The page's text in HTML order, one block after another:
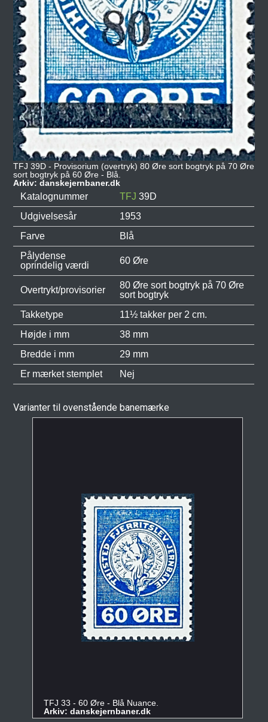
TFJ 39D - Provisorium (overtryk) 80 Øre sort bogtryk på 70 Øre
sort bogtryk på 60 Øre - Blå.
Arkiv: danskejernbaner.dk
Katalognummer TFJ 39D
Udgivelsesår
1953
Farve
Blå
Pålydense
oprindelig værdi
60 Øre
Overtrykt/provisorier
80 Øre sort bogtryk på 70 Øre
sort bogtryk
Takketype
11½ takker per 2 cm.
Højde i mm
38 mm
Bredde i mm
29 mm
Er mærket stemplet
Nej
Varianter til ovenstående banemærke
TFJ 33 - 60 Øre - Blå Nuance.
Arkiv: danskejernbaner.dk